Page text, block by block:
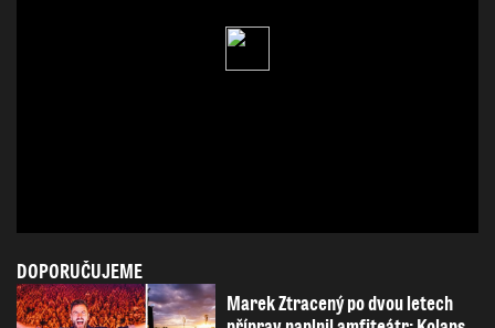
DOPORUČUJEME
Marek Ztracený po dvou letech